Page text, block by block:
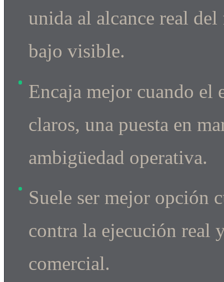
unida al alcance real
bajo visible.
Encaja mejor cuando el
claros, una puesta en
ambigüedad operativa.
Suele ser mejor opción
contra la ejecución real
comercial.